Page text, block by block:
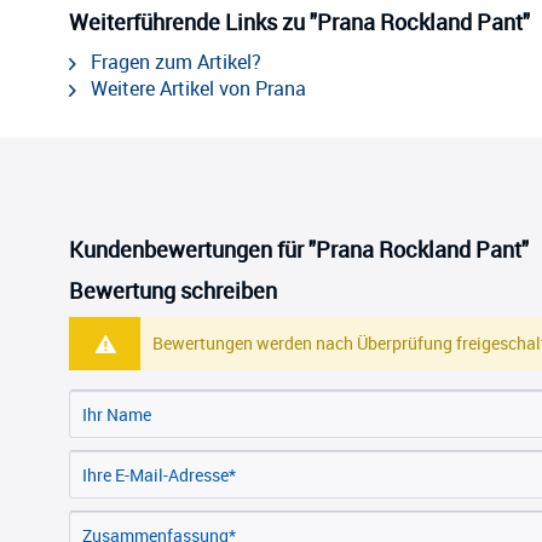
Weiterführende Links zu "Prana Rockland Pant"
Fragen zum Artikel?
Weitere Artikel von Prana
Kundenbewertungen für "Prana Rockland Pant"
Bewertung schreiben
Bewertungen werden nach Überprüfung